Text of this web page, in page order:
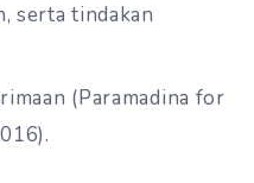
serta tindakan
(Paramadina for